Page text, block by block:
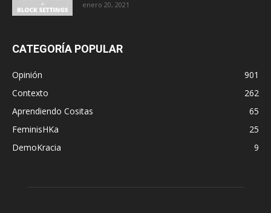
enero 20, 2021
CATEGORÍA POPULAR
Opinión
901
Contexto
262
Aprendiendo Cositas
65
FeminisHKa
25
DemoKracia
9